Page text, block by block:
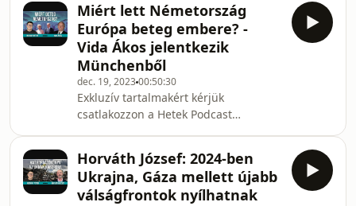
győzelemre, ehhez viszont a Nyugat
és a Kelet támogatása is kell. Közben
Novák Katalin az Európai Bizottság
elnökével tárgyalt, aki viszont
odaszúrt Magyarországnak. Ez történt
hétfőn Davosban a Világgazdasági
Fórumon. #zelenszkij #ukrajna
#vonderleyen #magyarország Képforr
Miért lett Németország
Európa beteg embere? -
Vida Ákos jelentkezik
Münchenből
dec. 19, 202300:50:30
Exkluzív tartalmakért kérjük
csatlakozzon a Hetek Podcast
https://www.youtube.com/channel/
Képforrás: Shutterstock/Puzzlepix
Kövess bennünket: Facebookon:
https://www.facebook.com/hetek
Horváth József: 2024-ben
Ukrajna, Gáza mellett újabb
válságfrontok nyílhatnak